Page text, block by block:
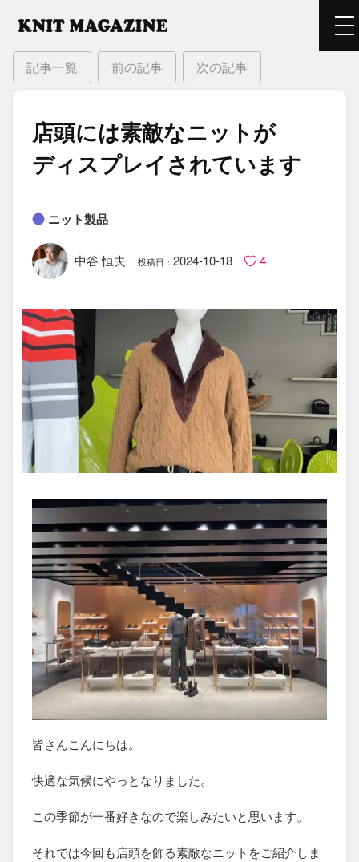
記事一覧 前の記事 次の記事
店頭には​素敵な​ニットが​
ディスプレイされています
ニット製品
中谷 恒夫 投稿日： 2024-10-18 4
皆さんこんにちは。
快適な気候にやっとなりました。
この季節が一番好きなので楽しみたいと思います。
それでは今回も店頭を飾る素敵なニットをご紹介しま